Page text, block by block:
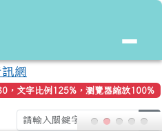
全球資訊網
，文字比例125%，瀏覽器縮放100%